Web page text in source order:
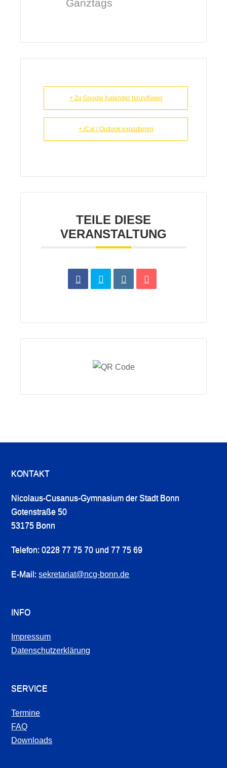
Ganztags
+ Zu Google Kalender hinzufügen
+ iCal / Outlook exportieren
TEILE DIESE
VERANSTALTUNG
KONTAKT
Nicolaus-Cusanus-Gymnasium der Stadt Bonn
Gotenstraße 50
53175 Bonn
Telefon: 0228 77 75 70 und 77 75 69
E-Mail:sekretariat@ncg-bonn.de
INFO
Impressum
Datenschutzerklärung
SERVICE
Termine
FAQ
Downloads